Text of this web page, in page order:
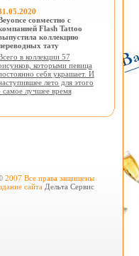
совместно с
Flash Tattoo
коллекцию
тату
в коллекции 57
которыми певица
себя украшает. И
лето для этого
самое лучшее время
2007 Все права защищены
сайта Дельта Сервис